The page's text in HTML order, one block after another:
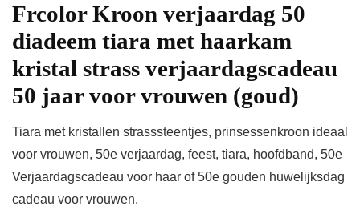
Frcolor Kroon verjaardag 50
diadeem tiara met haarkam
kristal strass verjaardagscadeau
50 jaar voor vrouwen (goud)
Tiara met kristallen strasssteentjes, prinsessenkroon ideaal
voor vrouwen, 50e verjaardag, feest, tiara, hoofdband, 50e
Verjaardagscadeau voor haar of 50e gouden huwelijksdag
cadeau voor vrouwen.